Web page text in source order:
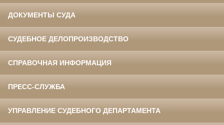
ДОКУМЕНТЫ СУДА
СУДЕБНОЕ ДЕЛОПРОИЗВОДСТВО
СПРАВОЧНАЯ ИНФОРМАЦИЯ
ПРЕСС-СЛУЖБА
УПРАВЛЕНИЕ СУДЕБНОГО ДЕПАРТАМЕНТА